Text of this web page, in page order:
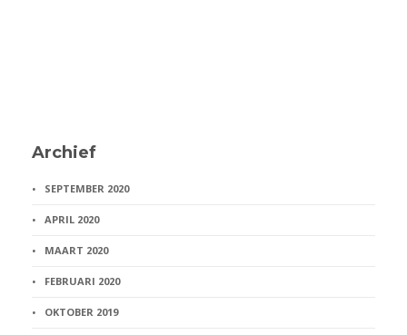
Archief
SEPTEMBER 2020
APRIL 2020
MAART 2020
FEBRUARI 2020
OKTOBER 2019